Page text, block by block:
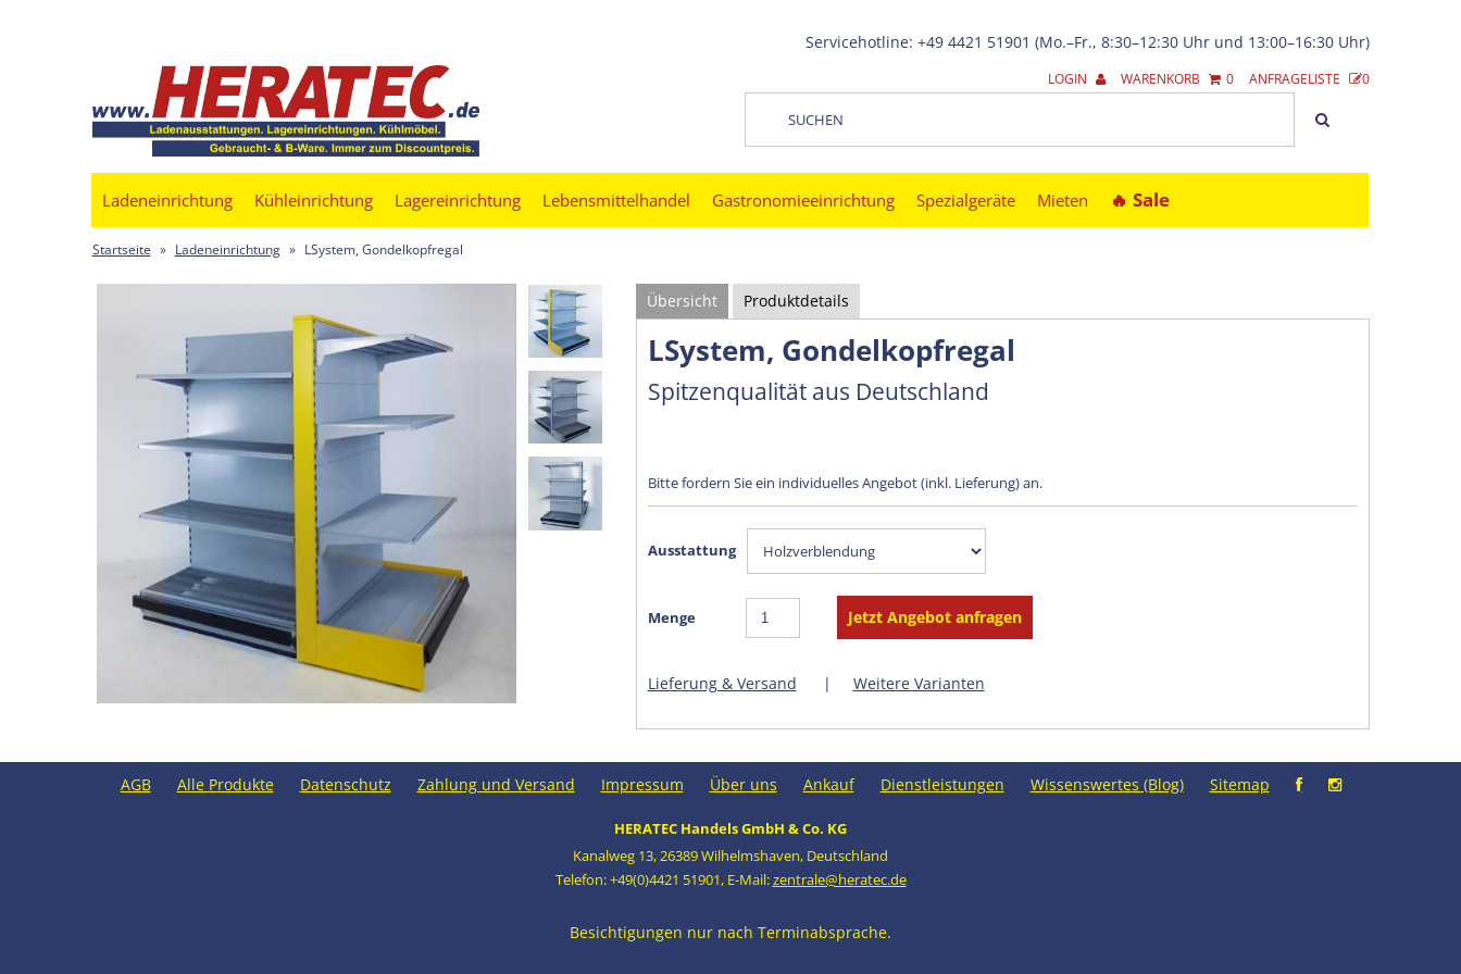
Servicehotline: +49 4421 51901 (Mo.–Fr., 8:30–12:30 Uhr und 13:00–16:30 Uhr)
LOGIN WARENKORB 0 ANFRAGELISTE 0
Ladeneinrichtung Kühleinrichtung Lagereinrichtung Lebensmittelhandel Gastronomieeinrichtung Spezialgeräte Mieten 🔥︎ Sale
Startseite » Ladeneinrichtung » LSystem, Gondelkopfregal
Übersicht Produktdetails
LSystem, Gondelkopfregal
Spitzenqualität aus Deutschland
Bitte fordern Sie ein individuelles Angebot (inkl. Lieferung) an.
Ausstattung
Menge
Lieferung & Versand | Weitere Varianten
AGB Alle Produkte Datenschutz Zahlung und Versand Impressum Über uns Ankauf Dienstleistungen Wissenswertes (Blog) Sitemap
HERATEC Handels GmbH & Co. KG
Kanalweg 13,26389 Wilhelmshaven, Deutschland
Telefon: +49(0)4421 51901, E-Mail:zentrale@heratec.de
Besichtigungen nur nach Terminabsprache.